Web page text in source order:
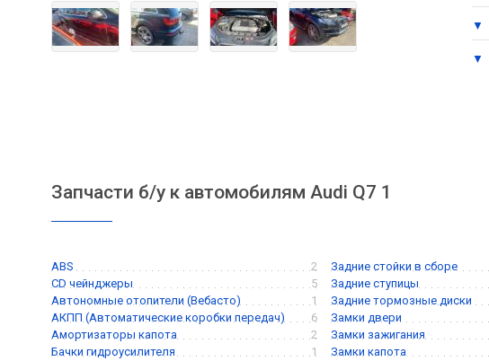
▼
▼
Запчасти б/у к автомобилям Audi Q7 1
ABS
2
CD чейнджеры
5
Автономные отопители (Вебасто)
1
АКПП (Автоматические коробки передач)
6
Амортизаторы капота
2
Бачки гидроусилителя
1
Задние стойки в сборе
Задние ступицы
Задние тормозные диски
Замки двери
Замки зажигания
Замки капота